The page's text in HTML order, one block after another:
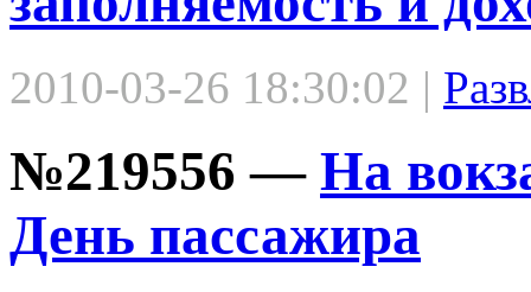
2010-03-26 18:30:02 |
№219556 — На
День пассажира